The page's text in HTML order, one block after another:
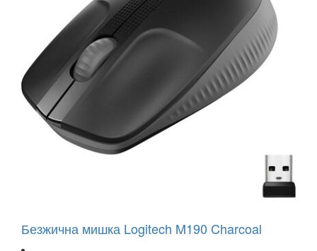
Безжична мишка Logitech M190 Charcoal